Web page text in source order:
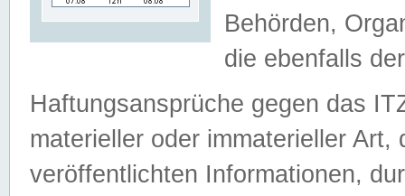
Behörden,
die ebenfalls
Haftungsansprüche gegen das
materieller oder immaterieller
veröffentlichten Informationen,